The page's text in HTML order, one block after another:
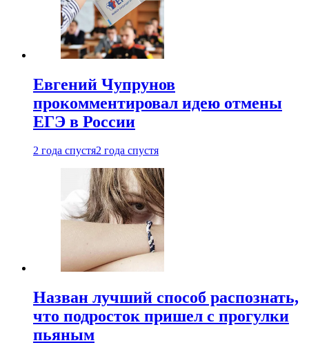
Евгений Чупрунов
прокомментировал идею отмены
ЕГЭ в России
2 года спустя2 года спустя
Назван лучший способ распознать,
что подросток пришел с прогулки
пьяным